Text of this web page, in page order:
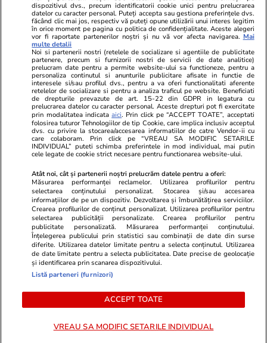
Ringier România
Libertatea pentru
Unica.ro
Program TV
Avantaje
ELLE
Gazeta Sporturilor
Stiri mondene
Calculator sarcina
Ajută Copiii
Locuri de muncă
Imobiliare.ro
Jobradar24
Imoradar24
Colecții Libertatea
Pariază responsabil! Decizia ONJN nr. 821/25.09.2025.
Jocurile de noroc sunt interzise minorilor.
© 2026 Ringier Romania. Toate drepturile rezervate
Actualizare preferințe cookies
dispozitivul dvs., precum identificatorii cookie unici pentru prelucrarea
datelor cu caracter personal. Puteți accepta sau gestiona preferințele dvs.
făcând clic mai jos, respectiv vă puteți opune utilizării unui interes legitim
în orice moment pe pagina cu politica de confidențialitate. Aceste alegeri
vor fi raportate partenerilor noștri și nu vă vor afecta navigarea. Mai
multe detalii
Noi si partenerii nostri (retelele de socializare si agentiile de publicitate
partenere, precum si furnizorii nostri de servicii de date analitice)
prelucram date pentru a permite website-ului sa functioneze, pentru a
personaliza continutul si anunturile publicitare afisate in functie de
interesele si/sau profilul dvs., pentru a va oferi functionalitati aferente
retelelor de socializare si pentru a analiza traficul pe website. Beneficiati
de drepturile prevazute de art. 15-22 din GDPR in legatura cu
prelucrarea datelor cu caracter personal. Aceste drepturi pot fi exercitate
prin modalitatea indicataaici. Prin click pe “ACCEPT TOATE”, acceptati
folosirea tuturor Tehnologiilor de tip Cookie, care implica inclusiv acceptul
dvs. cu privire la stocarea/accesarea informatiilor de catre Vendor-ii cu
care colaboram. Prin click pe “VREAU SA MODIFIC SETARILE
INDIVIDUAL” puteti schimba preferintele in mod individual, mai putin
cele legate de cookie strict necesare pentru functionarea website-ului.
Atât noi, cât și partenerii noștri prelucrăm datele pentru a oferi:
Măsurarea performanței reclamelor. Utilizarea profilurilor pentru
selectarea conținutului personalizat. Stocarea și/sau accesarea
informațiilor de pe un dispozitiv. Dezvoltarea și îmbunătățirea serviciilor.
Crearea profilurilor de conținut personalizat. Utilizarea profilurilor pentru
selectarea publicității personalizate. Crearea profilurilor pentru
publicitate personalizată. Măsurarea performanței conținutului.
Înțelegerea publicului prin statistici sau combinații de date din surse
diferite. Utilizarea datelor limitate pentru a selecta conținutul. Utilizarea
de date limitate pentru a selecta publicitatea. Date precise de geolocație
și identificarea prin scanarea dispozitivului.
Listă parteneri (furnizori)
ACCEPT TOATE
VREAU SA MODIFIC SETARILE INDIVIDUAL